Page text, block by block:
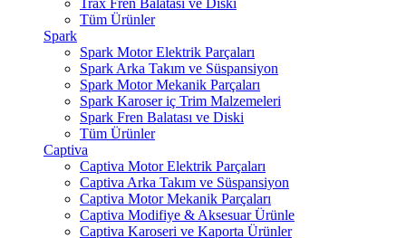
Trax Fren Balatası ve Diski
Tüm Ürünler
Spark
Spark Motor Elektrik Parçaları
Spark Arka Takım ve Süspansiyon
Spark Motor Mekanik Parçaları
Spark Karoser iç Trim Malzemeleri
Spark Fren Balatası ve Diski
Tüm Ürünler
Captiva
Captiva Motor Elektrik Parçaları
Captiva Arka Takım ve Süspansiyon
Captiva Motor Mekanik Parçaları
Captiva Modifiye & Aksesuar Ürünle
Captiva Karoseri ve Kaporta Ürünler